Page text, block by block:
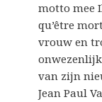
motto mee
qu’être
vrouw en
onwezenlijk
van zijn
Jean Paul